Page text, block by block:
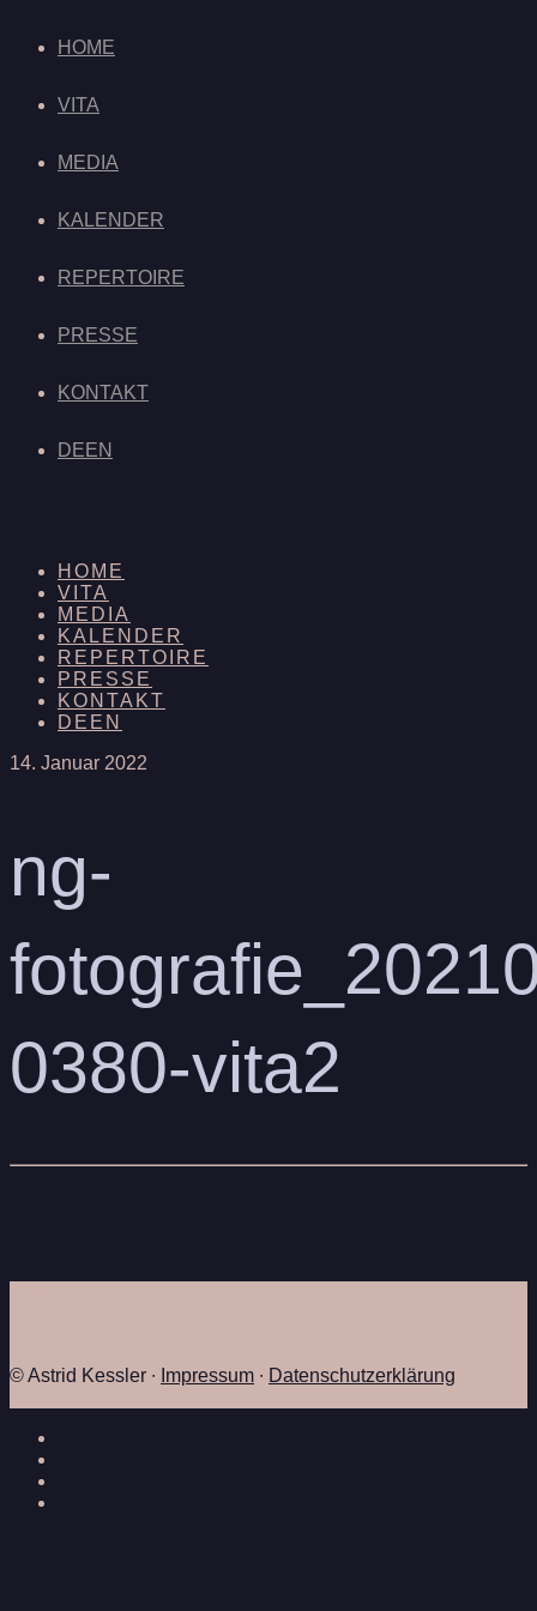
HOME
VITA
MEDIA
KALENDER
REPERTOIRE
PRESSE
KONTAKT
DEEN
HOME
VITA
MEDIA
KALENDER
REPERTOIRE
PRESSE
KONTAKT
DE EN
14. Januar 2022
ng-
0380-vita2
© Astrid Kessler ∙ Impressum ∙ Datenschutzerklärung